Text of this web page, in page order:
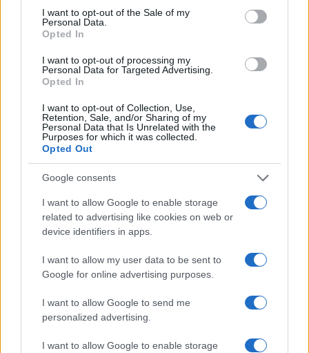
consent section.
I want to opt-out of the Sale of my
Personal Data.
Opted In
I want to opt-out of processing my
Personal Data for Targeted Advertising.
Opted In
I want to opt-out of Collection, Use,
Retention, Sale, and/or Sharing of my
Personal Data that Is Unrelated with the
Purposes for which it was collected.
Opted Out
Google consents
I want to allow Google to enable storage
related to advertising like cookies on web or
device identifiers in apps.
I want to allow my user data to be sent to
Google for online advertising purposes.
I want to allow Google to send me
personalized advertising.
I want to allow Google to enable storage
ΚΟΣΜΟΣ
Ο Πάπας Λέων έκανε έκκληση για ειρήνη στο πρώτο του
κυριακάτικο μήνυμα
11/05/2025 - 2:26μμ